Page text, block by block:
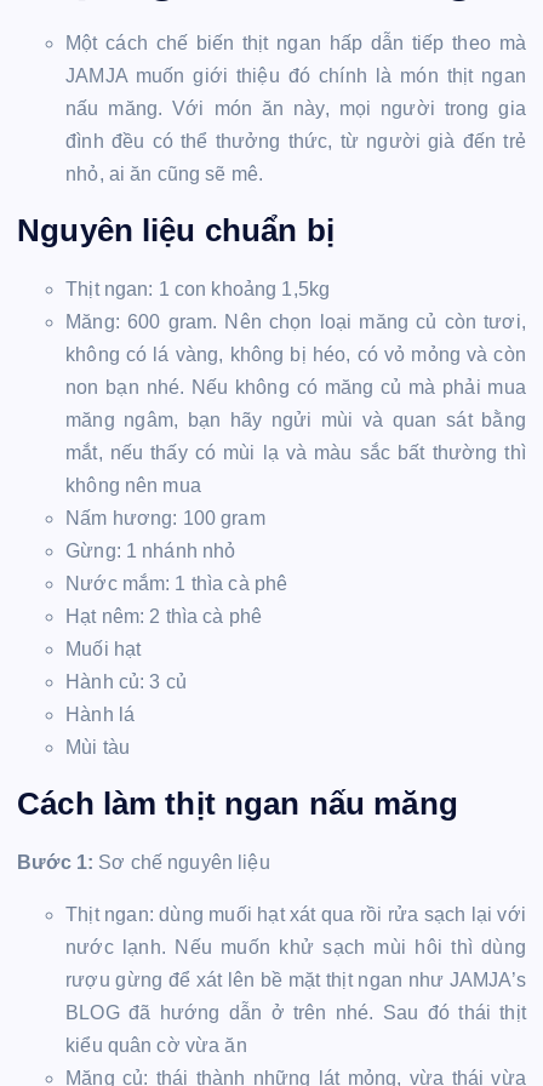
Một cách chế biến thịt ngan hấp dẫn tiếp theo mà
JAMJA muốn giới thiệu đó chính là món thịt ngan
nấu măng. Với món ăn này, mọi người trong gia
đình đều có thể thưởng thức, từ người già đến trẻ
nhỏ, ai ăn cũng sẽ mê.
Nguyên liệu chuẩn bị
Thịt ngan: 1 con khoảng 1,5kg
Măng: 600 gram. Nên chọn loại măng củ còn tươi,
không có lá vàng, không bị héo, có vỏ mỏng và còn
non bạn nhé. Nếu không có măng củ mà phải mua
măng ngâm, bạn hãy ngửi mùi và quan sát bằng
mắt, nếu thấy có mùi lạ và màu sắc bất thường thì
không nên mua
Nấm hương: 100 gram
Gừng: 1 nhánh nhỏ
Nước mắm: 1 thìa cà phê
Hạt nêm: 2 thìa cà phê
Muối hạt
Hành củ: 3 củ
Hành lá
Mùi tàu
Cách làm thịt ngan nấu măng
Bước 1: Sơ chế nguyên liệu
Thịt ngan: dùng muối hạt xát qua rồi rửa sạch lại với
nước lạnh. Nếu muốn khử sạch mùi hôi thì dùng
rượu gừng để xát lên bề mặt thịt ngan như JAMJA’s
BLOG đã hướng dẫn ở trên nhé. Sau đó thái thịt
kiểu quân cờ vừa ăn
Măng củ: thái thành những lát mỏng, vừa thái vừa